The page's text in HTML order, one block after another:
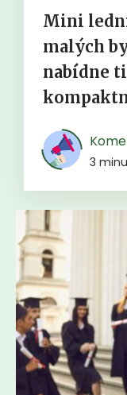
Mini
malých
nabídne
3